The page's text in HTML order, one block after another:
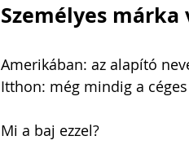
Személyes márka
Amerikában: az alapító
Itthon: még mindig a
Mi a baj ezzel?